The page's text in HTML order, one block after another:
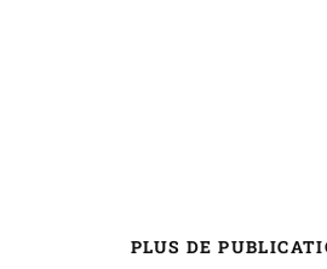
PLUS DE